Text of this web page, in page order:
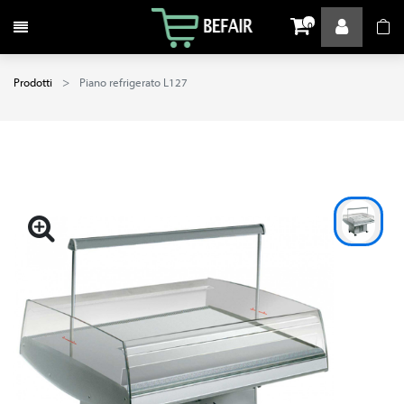
Attiva / disattiva la navigazione 0
Prodotti Piano refrigerato L127